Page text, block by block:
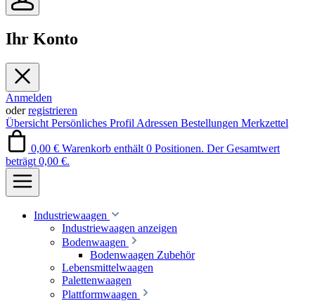
Ihr Konto
Anmelden
oderregistrieren
Übersicht Persönliches Profil Adressen Bestellungen Merkzettel
0,00 € Warenkorb enthält 0 Positionen. Der Gesamtwert
beträgt 0,00 €.
Industriewaagen
Industriewaagen anzeigen
Bodenwaagen
Bodenwaagen Zubehör
Lebensmittelwaagen
Palettenwaagen
Plattformwaagen